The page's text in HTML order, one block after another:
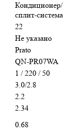
Кондиционер/
сплит-система
22
Не указано
Prato
QN-PR07WA
1 / 220 / 50
3.0/2.8
2.2
2.34
0.68